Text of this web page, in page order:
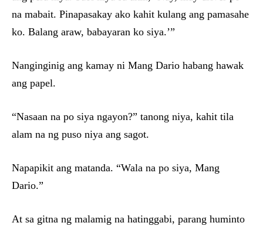
na mabait. Pinapasakay ako kahit kulang ang pamasahe
ko. Balang araw, babayaran ko siya.’”
Nanginginig ang kamay ni Mang Dario habang hawak
ang papel.
“Nasaan na po siya ngayon?” tanong niya, kahit tila
alam na ng puso niya ang sagot.
Napapikit ang matanda. “Wala na po siya, Mang
Dario.”
At sa gitna ng malamig na hatinggabi, parang huminto